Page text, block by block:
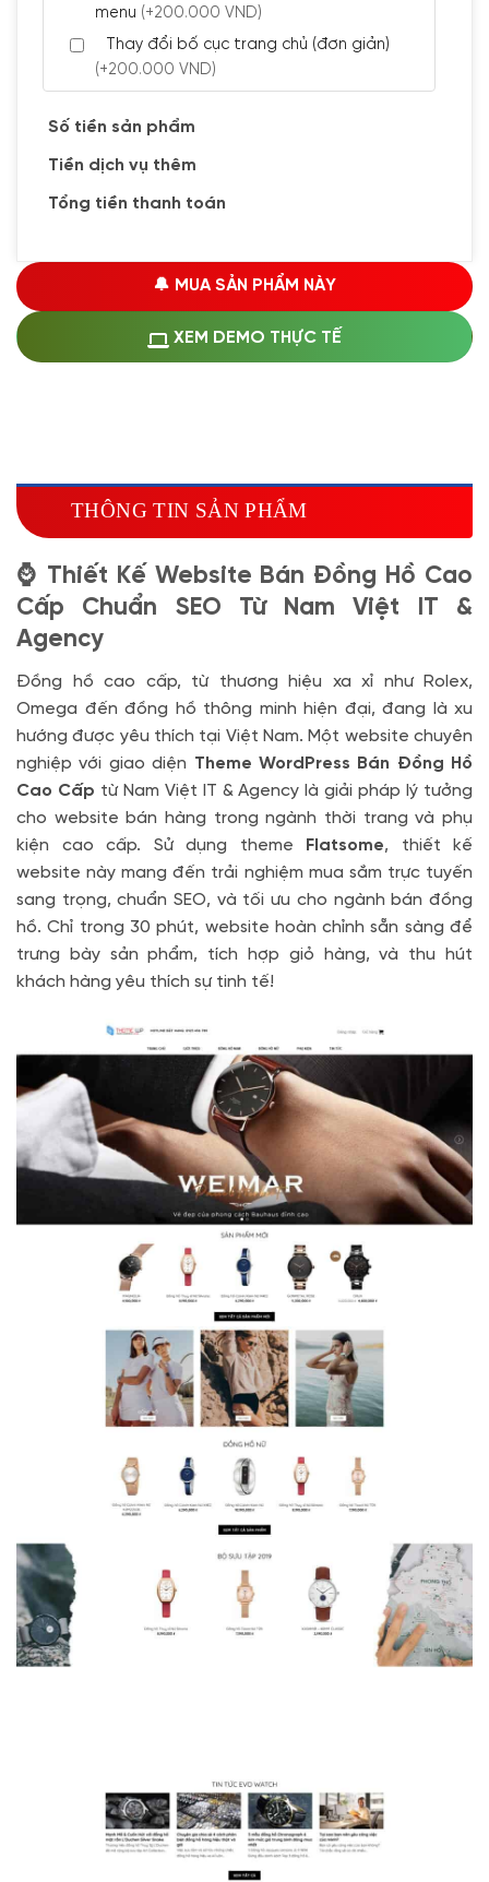
menu (+200.000 VND)
Thay đổi bố cục trang chủ (đơn giản)
(+200.000 VND)
(+300.000 VND)
🔰 CÀI ĐẶT PLUGINS
Cài đặt plugin theo yêu cầu
Cài plugin xử lý thanh toán tự động qua
ngân hàng vietcombank, techcombank,
Zalopay, QR code...(+1.500.000 VND)
🔰 MUA KÈM DỊCH VỤ
theme kèm hosting trong năm đầu sử dụng dịch vụ
hosting
🔰 MUA KÈM TÊN MIỀN
Tên miền Quốc tế(+350.000 VND)
Số tiền sản phẩm
Tiền dịch vụ thêm
Tổng tiền thanh toán
🔔 MUA SẢN PHẨM NÀY
XEM DEMO THỰC TẾ
THÔNG TIN SẢN PHẨM
⌚ Thiết Kế Website Bán Đồng Hồ Cao
Cấp Chuẩn SEO Từ Nam Việt IT &
Agency
Đồng hồ cao cấp, từ thương hiệu xa xỉ như Rolex,
Omega đến đồng hồ thông minh hiện đại, đang là xu
hướng được yêu thích tại Việt Nam. Một website chuyên
nghiệp với giao diện Theme WordPress Bán Đồng Hồ
Cao Cấp từ Nam Việt IT & Agency là giải pháp lý tưởng
cho website bán hàng trong ngành thời trang và phụ
kiện cao cấp. Sử dụng theme
Flatsome, thiết kế
website này mang đến trải nghiệm mua sắm trực tuyến
sang trọng, chuẩn SEO, và tối ưu cho ngành bán đồng
hồ. Chỉ trong 30 phút, website hoàn chỉnh sẵn sàng để
trưng bày sản phẩm, tích hợp giỏ hàng, và thu hút
khách hàng yêu thích sự tinh tế!